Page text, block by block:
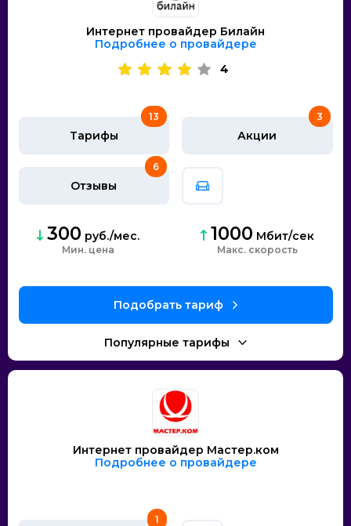
Интернет провайдер Билайн
Подробнее о провайдере
4
Тарифы
13
Акции
3
Отзывы
6
300 руб./мес.
Мин. цена
1000 Мбит/сек
скорость
Интернет провайдер Мастер.ком
Подробнее о провайдере
1